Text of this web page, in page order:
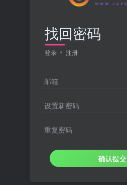
找回密码
登录 注册
邮箱
设置新密码
重复密码
确认提交